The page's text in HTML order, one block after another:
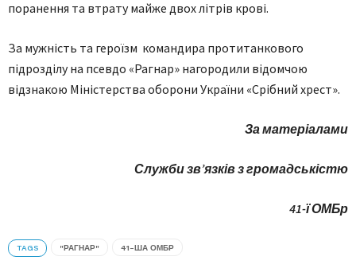
поранення та втрату майже двох літрів крові.
За мужність та героїзм командира протитанкового
підрозділу на псевдо «Рагнар» нагородили відомчою
відзнакою Міністерства оборони України «Срібний хрест».
За матеріалами
Служби зв’язків з громадськістю
41-ї ОМБр
TAGS "РАГНАР" 41-ША ОМБР